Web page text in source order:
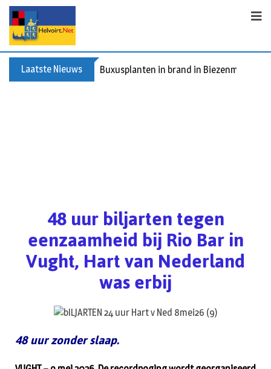
Laatste Nieuws Buxusplanten in brand in Biezenmortel,
48 uur biljarten tegen
eenzaamheid bij Rio Bar in
Vught, Hart van Nederland
was erbij
48 uur zonder slaap.